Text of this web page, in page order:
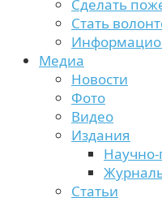
Сделать
Стать
Медиа
Новости
Фото
Видео
Издания
Научно-
Статьи